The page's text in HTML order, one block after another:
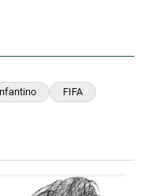
FIFA
"San Cayetano 2026:
artículo de tendencia